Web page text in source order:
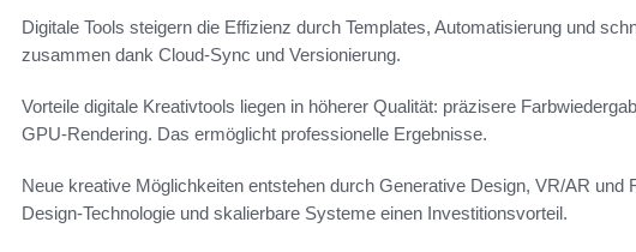
Digitale Tools steigern die Effizienz durch Templates, Automatisierung und
zusammen dank Cloud-Sync und Versionierung.
Vorteile digitale Kreativtools liegen in höherer Qualität: präzisere
GPU-Rendering. Das ermöglicht professionelle Ergebnisse.
Neue kreative Möglichkeiten entstehen durch Generative Design, VR/AR und
Design-Technologie und skalierbare Systeme einen Investitionsvorteil.